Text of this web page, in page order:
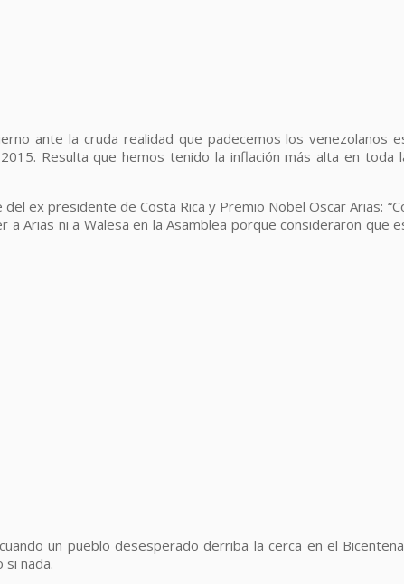
ante la cruda realidad que padecemos los venezolanos
Resulta que hemos tenido la inflación más alta en
ex presidente de Costa Rica y Premio Nobel Oscar Arias:
Arias ni a Walesa en la Asamblea porque consideraron que
cuando un pueblo desesperado derriba la cerca en el
si nada.